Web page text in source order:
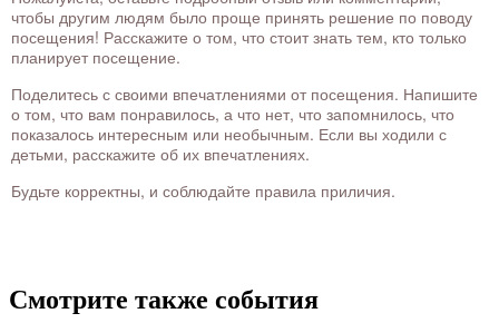
чтобы другим людям было проще принять решение по поводу
посещения! Расскажите о том, что стоит знать тем, кто только
планирует посещение.
Поделитесь с своими впечатлениями от посещения. Напишите
о том, что вам понравилось, а что нет, что запомнилось, что
показалось интересным или необычным. Если вы ходили с
детьми, расскажите об их впечатлениях.
Будьте корректны, и соблюдайте правила приличия.
Смотрите также события